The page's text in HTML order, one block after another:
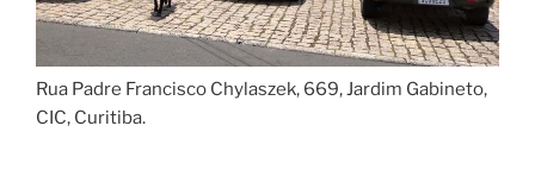
Rua Padre Francisco Chylaszek, 669, Jardim Gabineto,
CIC, Curitiba.